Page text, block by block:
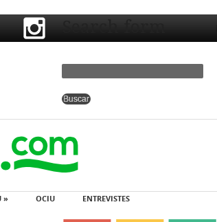
Search form
» OCIU ENTREVISTES